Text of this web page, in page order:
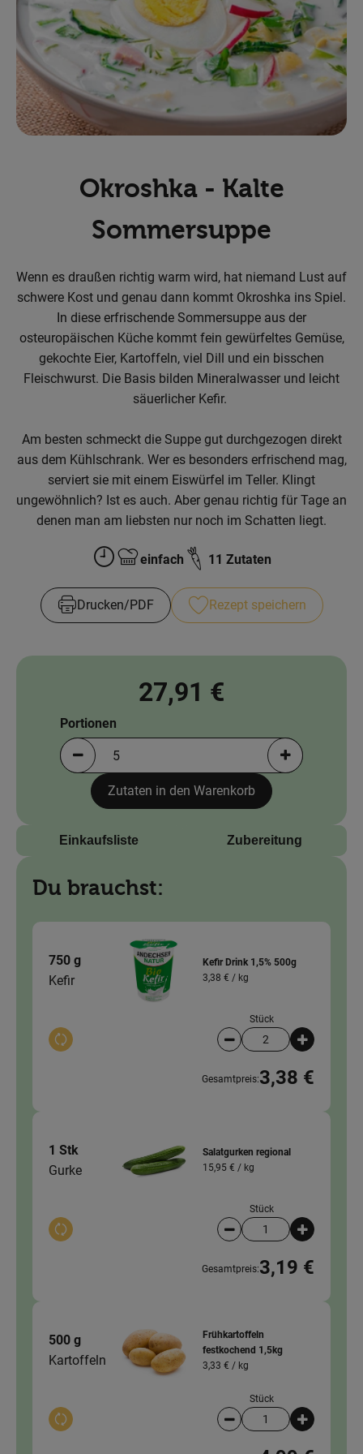
Obst & Gemüse
Backwaren
Kühlregal
Speisekammer
Körperpflege
Haushalt & Garten
Geschäftskunden-Shop
Freunde werben
News
Okroshka - Kalte
Sommersuppe
Wenn es draußen richtig warm wird, hat niemand Lust auf
schwere Kost und genau dann kommt Okroshka ins Spiel.
In diese erfrischende Sommersuppe aus der
osteuropäischen Küche kommt fein gewürfeltes Gemüse,
gekochte Eier, Kartoffeln, viel Dill und ein bisschen
Fleischwurst. Die Basis bilden Mineralwasser und leicht
säuerlicher Kefir.
Am besten schmeckt die Suppe gut durchgezogen direkt
aus dem Kühlschrank. Wer es besonders erfrischend mag,
serviert sie mit einem Eiswürfel im Teller. Klingt
ungewöhnlich? Ist es auch. Aber genau richtig für Tage an
denen man am liebsten nur noch im Schatten liegt.
Zubreitungszeit:
Schwierigkeit:
einfach 11 Zutaten
Drucken​/​PDF Rezept speichern
27,91 €
Portionen verringern (aktuell 5 Portionen
Portionen
Portionen
Zutaten in den Warenkorb
Einkaufsliste Zubereitung
Du brauchst:
750 g
Kefir
Auswahl ändern
Kefir Drink 1,5% 500g
3,38 € / kg
Stück
Artikelanzahl
Gesamtpreis:3,38 €
1 Stk
Gurke
Auswahl ändern
Salatgurken regional
15,95 € / kg
Stück
Artikelanzahl
Gesamtpreis:3,19 €
500 g
Kartoffeln
Auswahl ändern
Frühkartoffeln
festkochend 1,5kg
3,33 € / kg
Stück
Artikelanzahl